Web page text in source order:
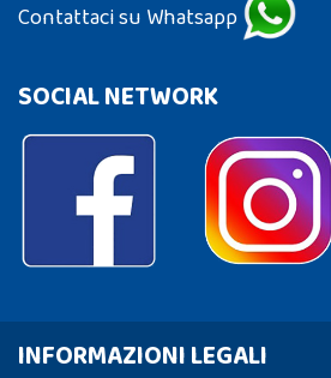
Contattaci su Whatsapp
SOCIAL NETWORK
INFORMAZIONI LEGALI